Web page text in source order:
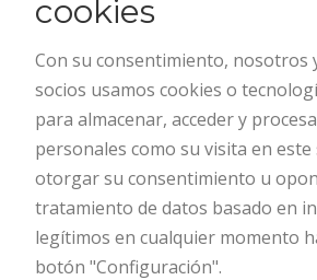
Clínicas abortos en España
Clínicas de abortos en México
Horario
L-V :
cookies
Con su consentimiento, nosotros
socios usamos cookies o
para almacenar, acceder y
personales como su visita en este
otorgar su consentimiento u
tratamiento de datos basado en
legítimos en cualquier momento
botón "Configuración".